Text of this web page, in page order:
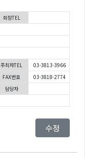
회장TEL
주최자TEL
03-3813-3966
FAX번호
03-3818-2774
담당자
수정